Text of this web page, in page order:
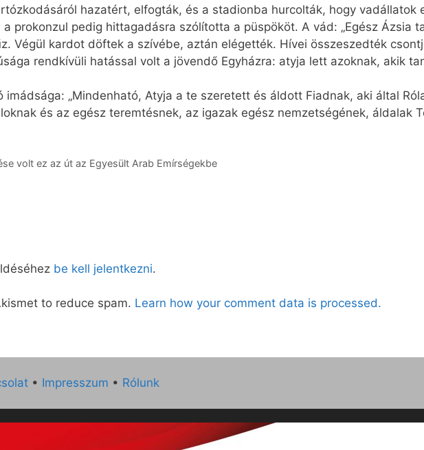
hazatért, elfogták, és a stadionba hurcolták, hogy vadállatok
prokonzul pedig hittagadásra szólította a püspököt. A vád: „Egész Ázsia
Végül kardot döftek a szívébe, aztán elégették. Hívei összeszedték
rendkívüli hatással volt a jövendő Egyházra: atyja lett azoknak, akik
imádsága: „Mindenható, Atyja a te szeretett és áldott Fiadnak, aki által
és az egész teremtésnek, az igazak egész nemzetségének, áldalak
volt ez az út az Egyesült Arab Emírségekbe
be kell jelentkezni.
to reduce spam. Learn how your comment data is processed.
• Impresszum • Rólunk